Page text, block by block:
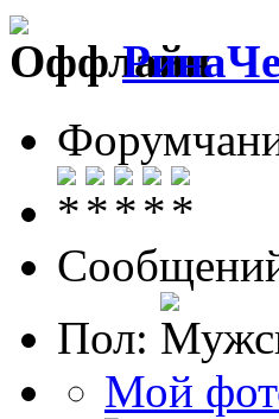
Пол:
Мой